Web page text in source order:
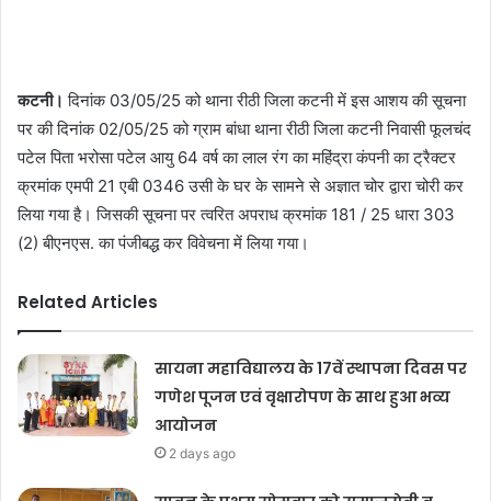
कटनी। दिनांक 03/05/25 को थाना रीठी जिला कटनी में इस आशय की सूचना
पर की दिनांक 02/05/25 को ग्राम बांधा थाना रीठी जिला कटनी निवासी फूलचंद
पटेल पिता भरोसा पटेल आयु 64 वर्ष का लाल रंग का महिंद्रा कंपनी का ट्रैक्टर
क्रमांक एमपी 21 एबी 0346 उसी के घर के सामने से अज्ञात चोर द्वारा चोरी कर
लिया गया है। जिसकी सूचना पर त्वरित अपराध क्रमांक 181 / 25 धारा 303
(2) बीएनएस. का पंजीबद्ध कर विवेचना में लिया गया।
Related Articles
सायना महाविद्यालय के 17वें स्थापना दिवस पर
गणेश पूजन एवं वृक्षारोपण के साथ हुआ भव्य
आयोजन
2 days ago